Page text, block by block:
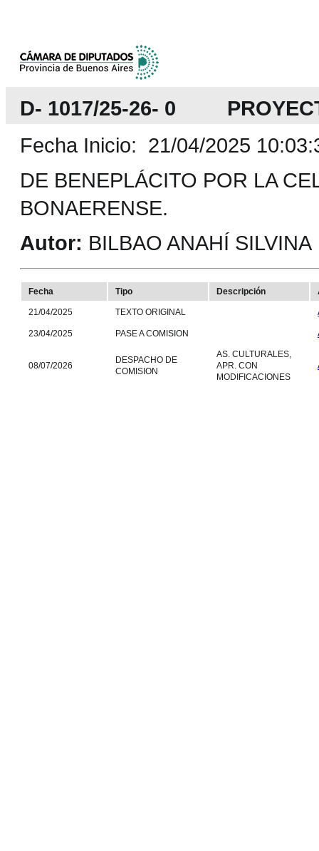
D- 1017/25-26- 0
Fecha Inicio: 21/04/2025
DE BENEPLÁCITO POR LA
BONAERENSE.
Autor: BILBAO ANAHÍ
Fecha Tipo Descripción
21/04/2025 TEXTO ORIGINAL
23/04/2025 PASE A COMISION
08/07/2026
DESPACHO DE
COMISION
AS. CULTURALES,
APR. CON
MODIFICACIONES